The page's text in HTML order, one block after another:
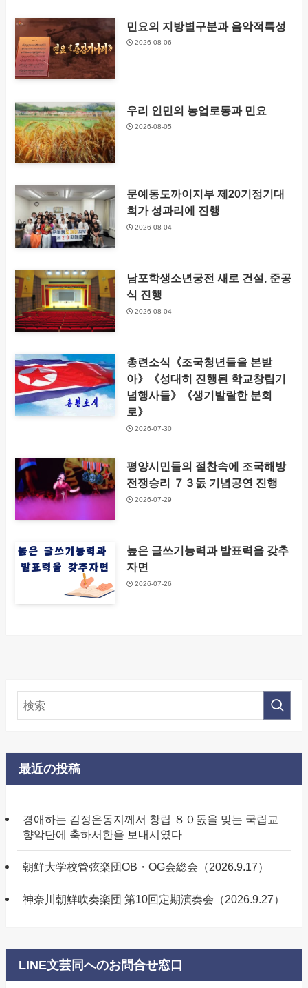
민요의 지방별구분과 음악적특성
2026-08-06
우리 인민의 농업로동과 민요
2026-08-05
문예동도까이지부 제20기정기대
회가 성과리에 진행
2026-08-04
남포학생소년궁전 새로 건설, 준공
식 진행
2026-08-04
총련소식《조국청년들을 본받
아》《성대히 진행된 학교창립기
념행사들》《생기발랄한 분회
로》
2026-07-30
평양시민들의 절찬속에 조국해방
전쟁승리 ７３돐 기념공연 진행
2026-07-29
높은 글쓰기능력과 발표력을 갖추
자면
2026-07-26
最近の投稿
경애하는 김정은동지께서 창립 ８０돐을 맞는 국립교
향악단에 축하서한을 보내시였다
朝鮮大学校管弦楽団OB・OG会総会（2026.9.17）
神奈川朝鮮吹奏楽団 第10回定期演奏会（2026.9.27）
LINE文芸同へのお問合せ窓口